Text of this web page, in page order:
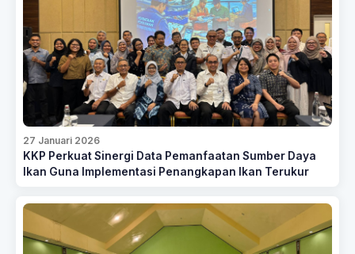
27 Januari 2026
KKP Perkuat Sinergi Data Pemanfaatan Sumber Daya
Ikan Guna Implementasi Penangkapan Ikan Terukur